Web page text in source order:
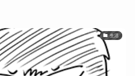
生活